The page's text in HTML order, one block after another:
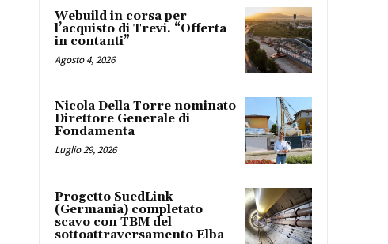
Webuild in corsa per
l’acquisto di Trevi. “Offerta
in contanti”
Agosto 4, 2026
Nicola Della Torre nominato
Direttore Generale di
Fondamenta
Luglio 29, 2026
Progetto SuedLink
(Germania) completato
scavo con TBM del
sottoattraversamento Elba